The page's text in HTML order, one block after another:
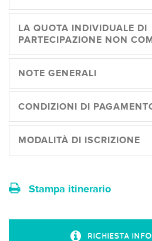
LA QUOTA INDIVIDUALE DI
PARTECIPAZIONE NON
NOTE GENERALI
CONDIZIONI DI
MODALITÀ DI ISCRIZIONE
Stampa itinerario
RICHIESTA